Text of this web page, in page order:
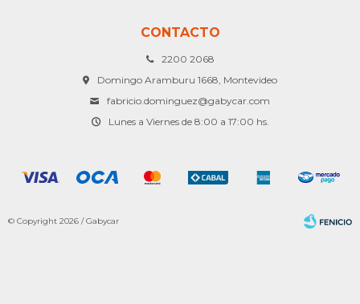
CONTACTO
2200 2068
Domingo Aramburu 1668, Montevideo
fabricio.dominguez@gabycar.com
Lunes a Viernes de 8:00 a 17:00 hs.
© Copyright 2026 / Gabycar